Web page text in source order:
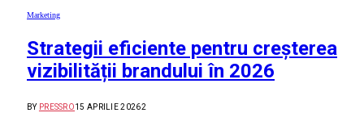
Marketing
Strategii eficiente pentru creșterea
vizibilității brandului în 2026
BY PRESSRO15 APRILIE 20262